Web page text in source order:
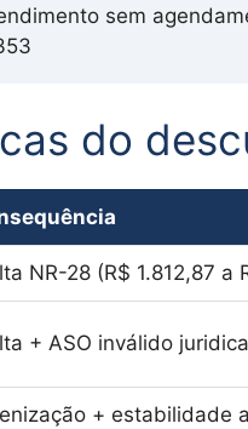
sem
do
NR-28 (R$ 1.812,87
+ ASO inválido
+ estabilidade